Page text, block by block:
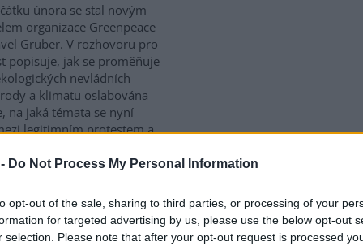
Do Not Process My Personal Information
opt-out of the sale, sharing to third parties, or processing of your
for targeted advertising by us, please use the below opt-out
selection. Please note that after your opt-out request is processed
února se stal novým
organizace Greenpeace
Gruber. V rozhovoru pro
popisuje, jak se proměňuje
nevládních
a klimatu oslabována
na jaká témata se nyní
legitimním protestem a
žalu platí,
9